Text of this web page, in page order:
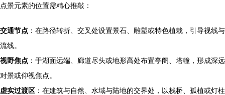
点景元素的位置需精心推敲：
交通节点 ：在路径转折、交叉处设置景石、雕塑或特色植栽，引导视线与
流线。
视野焦点 ：于湖面远端、廊道尽头或地形高处布置亭阁、塔幢，形成深远
对景或仰视焦点。
虚实过渡区 ：在建筑与自然、水域与陆地的交界处，以栈桥、孤植或灯柱